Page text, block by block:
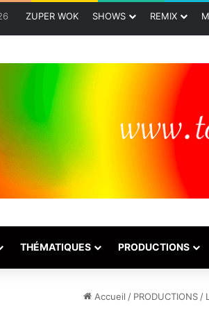
ZUPER WOK SHOWS REMIX
THÉMATIQUES PRODUCTIONS
Accueil / PRODUCTIONS /